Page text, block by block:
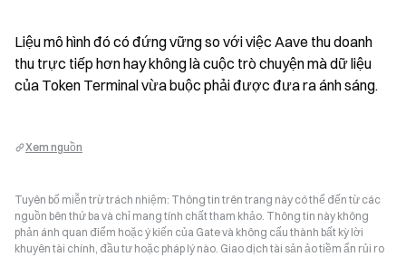
Liệu mô hình đó có đứng vững so với việc Aave thu doanh
thu trực tiếp hơn hay không là cuộc trò chuyện mà dữ liệu
của Token Terminal vừa buộc phải được đưa ra ánh sáng.
Xem nguồn
Tuyên bố miễn trừ trách nhiệm: Thông tin trên trang này có thể đến từ các
nguồn bên thứ ba và chỉ mang tính chất tham khảo. Thông tin này không
phản ánh quan điểm hoặc ý kiến của Gate và không cấu thành bất kỳ lời
khuyên tài chính, đầu tư hoặc pháp lý nào. Giao dịch tài sản ảo tiềm ẩn rủi ro